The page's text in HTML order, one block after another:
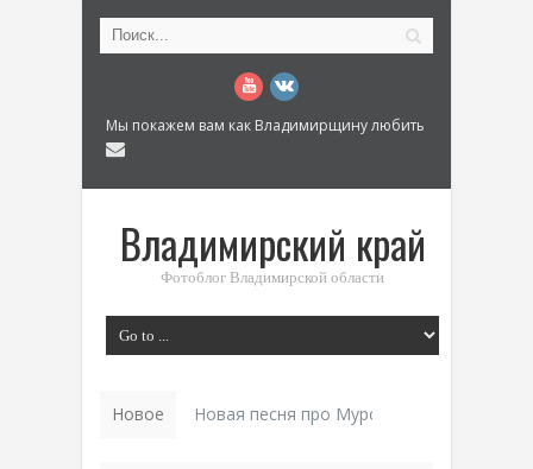
Мы покажем вам как Владимирщину любить
Владимирский край
Фотоблог Владимирской области
Новое История «_